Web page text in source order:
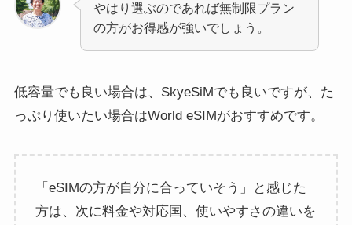
やはり選ぶのであれば無制限プラン
の方がお得感が強いでしょう。
低容量でも良い場合は、SkyeSiMでも良いですが、た
っぷり使いたい場合はWorld eSIMがおすすめです。
「eSIMの方が自分に合っていそう」と感じた
方は、次に料金や対応国、使いやすさの違いを